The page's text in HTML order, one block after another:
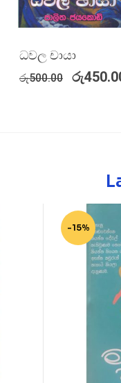
ධවල චායා
රු500.00 රු
-15%